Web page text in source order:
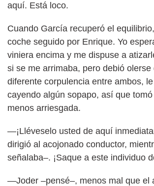
aquí. Está loco.
Cuando García recuperó el
coche seguido por Enrique. Yo
viniera encima y me dispuse a
si se me arrimaba, pero debió olerse
diferente corpulencia entre ambos,
cayendo algún sopapo, así que
menos arriesgada.
—¡Lléveselo usted de aquí
dirigió al acojonado conductor,
señalaba–. ¡Saque a este individuo
—Joder –pensé–, menos mal que el